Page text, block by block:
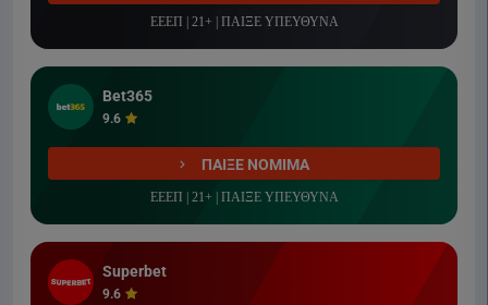
ΕΕΕΠ | 21+ | ΠΑΙΞΕ ΥΠΕΥΘΥΝΑ
Bet365
9.6
ΠΑΙΞΕ ΝΟΜΙΜΑ
ΕΕΕΠ | 21+ | ΠΑΙΞΕ ΥΠΕΥΘΥΝΑ
Superbet
9.6